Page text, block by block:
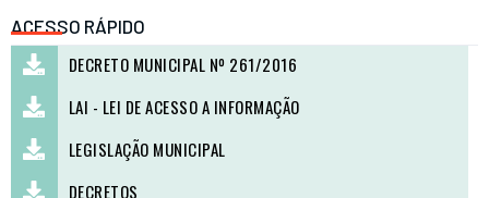
ACESSO RÁPIDO
DECRETO MUNICIPAL Nº 261/2016
LAI - LEI DE ACESSO A INFORMAÇÃO
LEGISLAÇÃO MUNICIPAL
DECRETOS